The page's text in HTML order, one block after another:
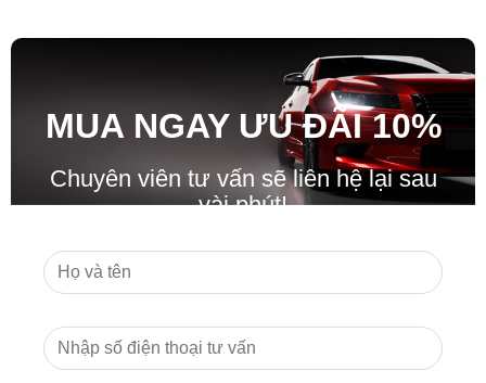
MUA NGAY ƯU ĐÃI10%
Chuyên viên tư vấn sẽ liên hệ lại sau
vài phút!